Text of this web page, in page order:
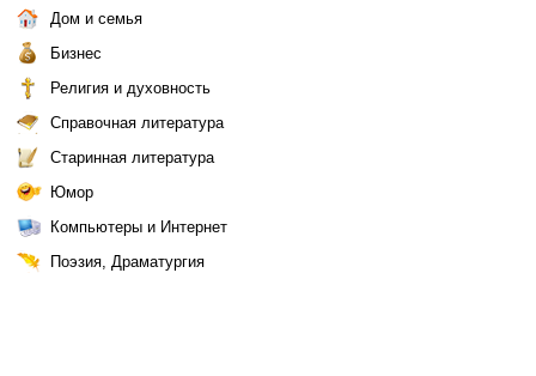
Дом и семья
Бизнес
Религия и духовность
Справочная литература
Старинная литература
Юмор
Компьютеры и Интернет
Поэзия, Драматургия